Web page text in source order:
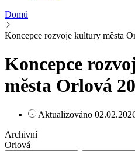
Domů
Koncepce rozvoje kultury města
Koncepce
města Orlová
Aktualizováno
Archivní
Orlová